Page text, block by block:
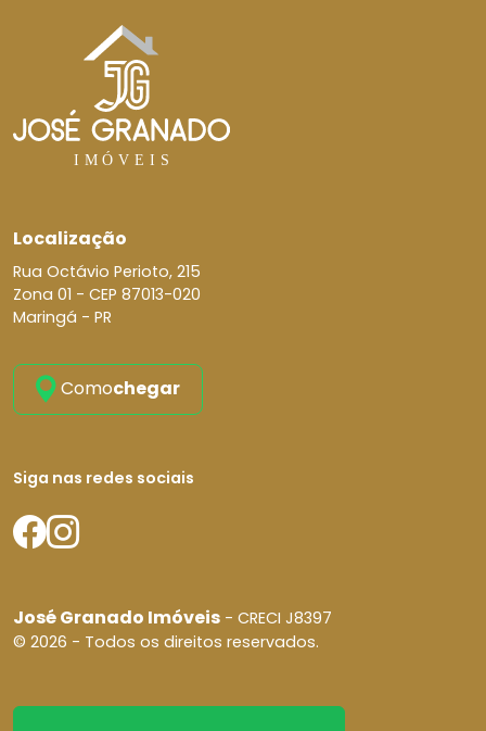
Localização
Rua Octávio Perioto, 215
Zona 01 - CEP 87013-020
Maringá - PR
Comochegar
Siga nas redes sociais
José Granado Imóveis - CRECI J8397
© 2026 - Todos os direitos reservados.